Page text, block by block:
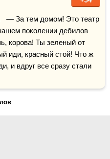
поколении дебилов
корова! Ты зеленый от
иди, красный стой! Что ж
и вдруг все сразу стали